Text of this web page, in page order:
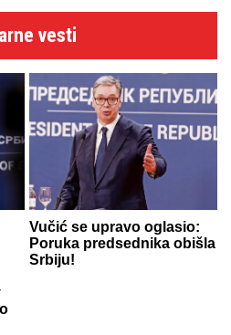
vesti
Vučić se upravo oglasio:
Poruka predsednika obišla
Srbiju!